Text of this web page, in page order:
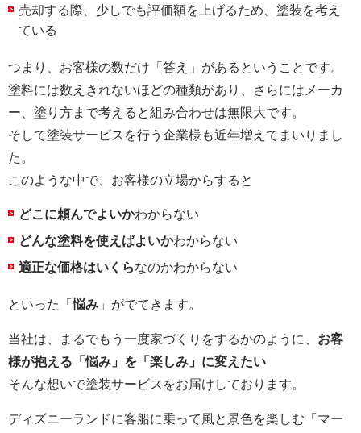
売却する際、少しでも評価額を上げるため、塗装を考え
ている
つまり、お客様の数だけ「答え」があるということです。
塗料には数えきれないほどの種類があり、さらにはメーカ
ー、塗り方まで考えると組み合わせは無限大です。
そして塗装サービスを行う企業様も近年増えてまいりまし
た。
このような中で、お客様の立場からすると
どこに頼んでよいかわからない
どんな塗料を使えばよいかわからない
適正な価格はいくらなのかわからない
といった「悩み 」がでてきます。
当社は、まるでもう一度家づくりをするかのように、 お客
様が抱える「悩み」を「楽しみ」に変えたい
そんな想いで塗装サービスをお届けしております。
ディズニーランドに客船に乗って風と景色を楽しむ「マー